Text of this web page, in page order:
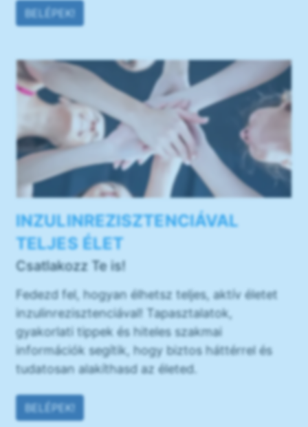
BELÉPEK!
INZULINREZISZTENCIÁVAL
TELJES ÉLET
Csatlakozz Te is!
Fedezd fel, hogyan élhetsz teljes, aktív életet
inzulinrezisztenciával! Tapasztalatok,
gyakorlati tippek és hiteles szakmai
információk segítik, hogy biztos háttérrel és
tudatosan alakíthasd az életed.
BELÉPEK!